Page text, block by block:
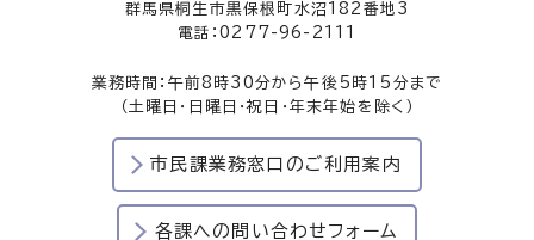
群馬県桐生市黒保根町水沼182番地3
電話：0277-96-2111
業務時間：午前8時30分から午後5時15分まで
（土曜日・日曜日・祝日・年末年始を除く）
市民課業務窓口のご利用案内
各課への問い合わせフォーム